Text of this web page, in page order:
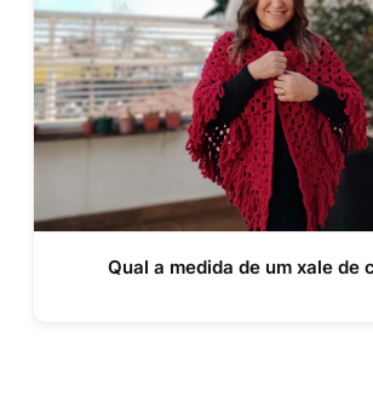
Qual a medida de um xale de